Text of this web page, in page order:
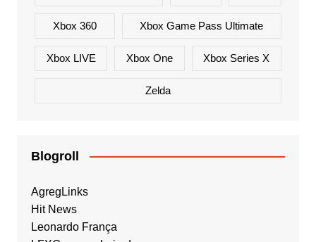
Xbox 360 Xbox Game Pass Ultimate
Xbox LIVE Xbox One Xbox Series X
Zelda
Blogroll
AgregLinks
Hit News
Leonardo França